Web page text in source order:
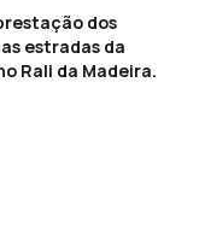
dos
estradas da
Rali da Madeira.